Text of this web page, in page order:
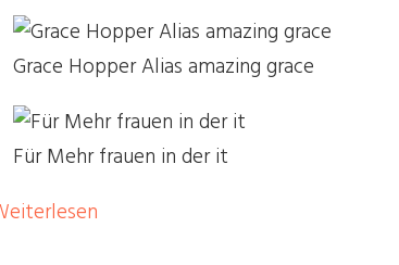
Grace Hopper Alias amazing grace
Für Mehr frauen in der it